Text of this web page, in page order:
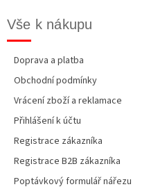
Vše k nákupu
Doprava a platba
Obchodní podmínky
Vrácení zboží a reklamace
Přihlášení k účtu
Registrace zákazníka
Registrace B2B zákazníka
Poptávkový formulář nářezu